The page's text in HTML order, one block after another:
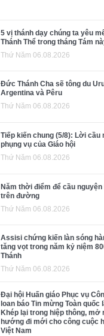
5 vị thánh dạy chúng ta yêu
Thánh Thể trong tháng Tám
Thứ Năm 06.08.2026
Đức Thánh Cha sẽ tông du
Argentina và Pêru
Thứ Năm 06.08.2026
Tiếp kiến chung (5/8): Lời cầu
phụng vụ của Giáo hội
Thứ Năm 06.08.2026
Năm thời điểm để cầu nguyện
trên đường
Thứ Năm 06.08.2026
Assisi chứng kiến làn sóng
tăng vọt trong năm kỷ niệm
Thánh
Thứ Năm 06.08.2026
Đại hội Huấn giáo Phục vụ
loan báo Tin mừng Toàn quốc
Khép lại trong hiệp thông, mở
hướng đi mới cho công cuộc
Việt Nam